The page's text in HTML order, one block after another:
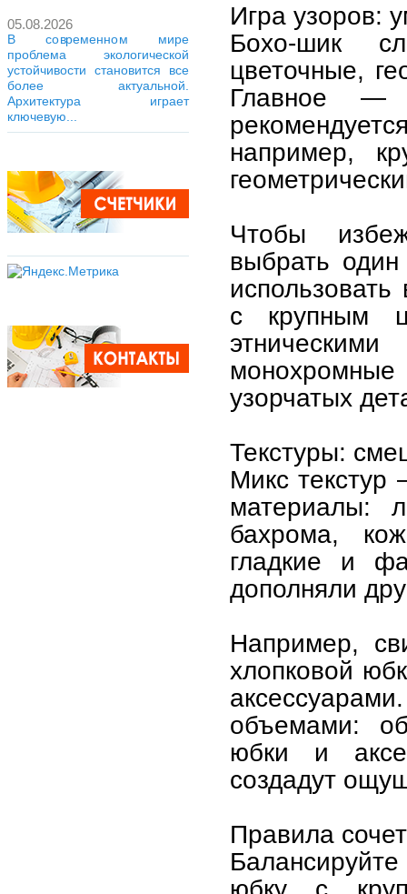
05.08.2026
В современном мире
проблема экологической
устойчивости становится все
более актуальной.
Архитектура играет
ключевую...
Игра узоров:
Бохо-шик
цветочные,
Главное —
например,
Чтобы
выбрать
с крупным
узорчатых
Текстуры:
Микс
материалы:
бахрома,
гладкие и
дополняли
Например,
хлопковой
объемами:
юбки и
создадут
Правила